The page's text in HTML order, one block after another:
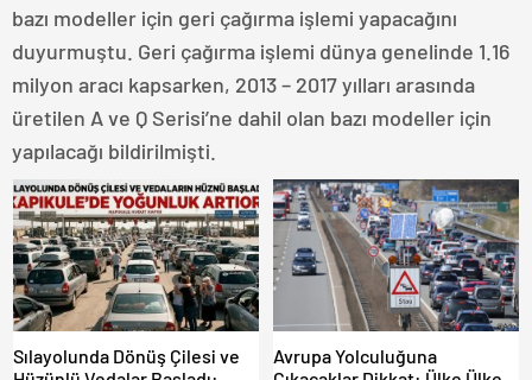
bazı modeller için geri çağırma işlemi yapacağını
duyurmuştu. Geri çağırma işlemi dünya genelinde 1.16
milyon aracı kapsarken, 2013 – 2017 yılları arasında
üretilen A ve Q Serisi’ne dahil olan bazı modeller için
yapılacağı bildirilmişti.
Sılayolunda Dönüş Çilesi ve
Avrupa Yolculuğuna